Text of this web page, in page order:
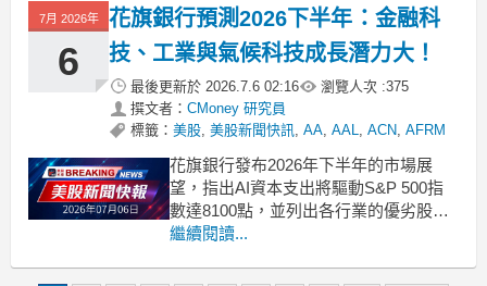
7月 2026年
6
花旗銀行預測2026下半年：金融科
技、工業與氣候科技成長潛力大！
最後更新於 2026.7.6 02:16 瀏覽人次 :375
撰文者： CMoney 研究員
標籤： 美股, 美股新聞快訊, AA, AAL, ACN, AFRM
花旗銀行發布2026年下半年的市場展
望，指出AI資本支出將驅動S&P 500指
數達8100點，並列出各行業的優劣股。
.badgeprice-container {
gap: 1rem !important;
繼續閱讀...